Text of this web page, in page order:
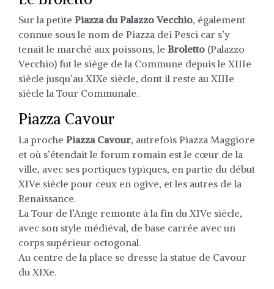
Sur la petite Piazza du Palazzo Vecchio, également
connue sous le nom de Piazza dei Pesci car s’y
tenait le marché aux poissons, le Broletto (Palazzo
Vecchio) fut le siège de la Commune depuis le XIIIe
siècle jusqu’au XIXe siècle, dont il reste au XIIIe
siècle la Tour Communale.
Piazza Cavour
La proche Piazza Cavour, autrefois Piazza Maggiore
et où s’étendait le forum romain est le cœur de la
ville, avec ses portiques typiques, en partie du début
XIVe siècle pour ceux en ogive, et les autres de la
Renaissance.
La Tour de l’Ange remonte à la fin du XIVe siècle,
avec son style médiéval, de base carrée avec un
corps supérieur octogonal.
Au centre de la place se dresse la statue de Cavour
du XIXe.